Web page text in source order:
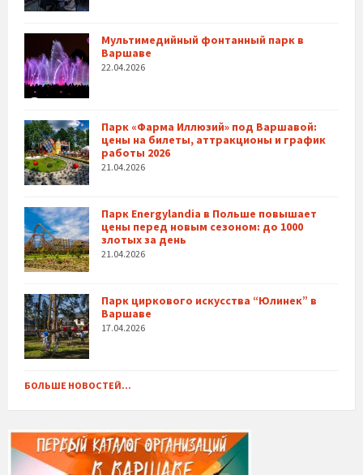
Мультимедийный фонтанный парк в
Варшаве
22.04.2026
Парк «Фарма Иллюзий» под Варшавой:
цены на билеты, аттракционы и график
работы 2026
21.04.2026
Парк Energylandia в Польше повышает
цены перед новым сезоном: до 1000
злотых за день
21.04.2026
Парк циркового искусства “Юлинек” в
Варшаве
17.04.2026
БОЛЬШЕ НОВОСТЕЙ...